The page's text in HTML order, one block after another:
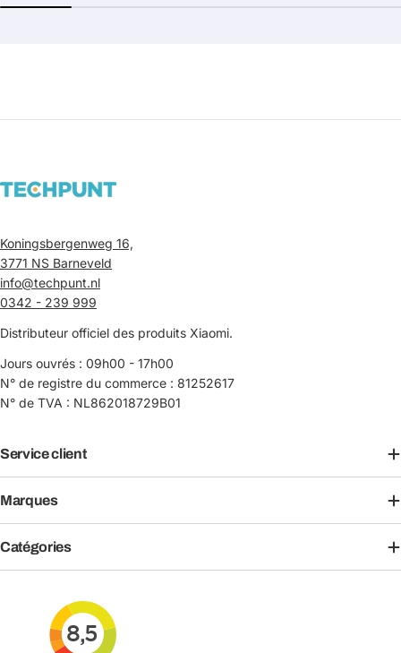
Koningsbergenweg 16,
3771 NS Barneveld
info@techpunt.nl
0342 - 239 999
Distributeur officiel des produits Xiaomi.
Jours ouvrés : 09h00 - 17h00
N° de registre du commerce : 81252617
N° de TVA : NL862018729B01
Service client
Marques
Catégories